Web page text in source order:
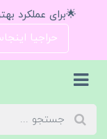
🌟برای عملکرد
حراجیا